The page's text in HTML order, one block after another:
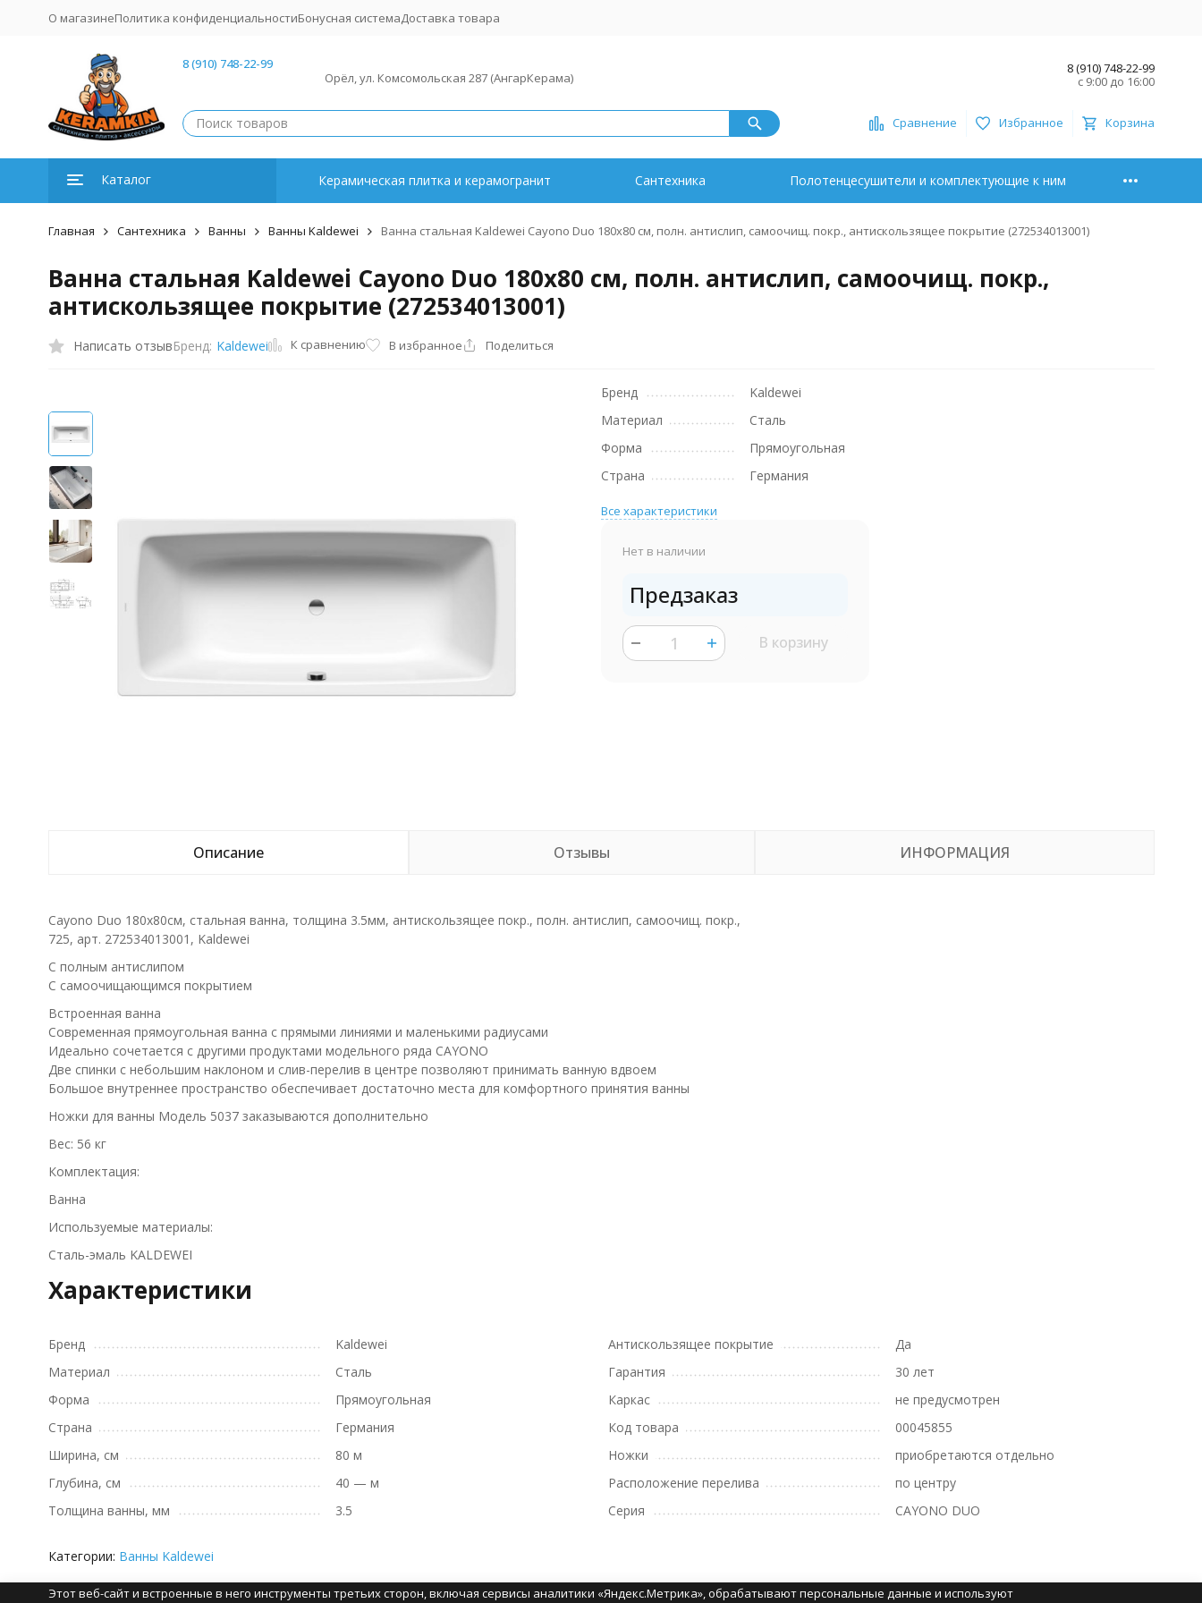
О магазинеПолитика конфиденциальностиБонусная системаДоставка товара
8 (910) 748-22-99
Орёл, ул. Комсомольская 287 (АнгарКерама)
8 (910) 748-22-99
с 9:00 до 16:00
Сравнение Избранное Корзина
Каталог Керамическая плитка и керамогранит Сантехника Полотенцесушители и комплектующие к ним
Главная Сантехника Ванны Ванны Kaldewei Ванна cтальная Kaldewei Cayono Duo 180х80 см, полн. антислип, самоочищ. покр., антискользящее покрытие (272534013001)
Ванна cтальная Kaldewei Cayono Duo 180х80 см, полн. антислип, самоочищ. покр.,
антискользящее покрытие (272534013001)
Написать отзывБренд: Kaldewei К сравнению В избранное Поделиться
Бренд
Kaldewei
Материал
Сталь
Форма
Прямоугольная
Страна
Германия
Все характеристики
Нет в наличии
Предзаказ
В корзину
Описание Отзывы ИНФОРМАЦИЯ
Cayono Duo 180х80см, стальная ванна, толщина 3.5мм, антискользящее покр., полн. антислип, самоочищ. покр.,
725, арт. 272534013001, Kaldewei
С полным антислипом
С самоочищающимся покрытием
Встроенная ванна
Современная прямоугольная ванна с прямыми линиями и маленькими радиусами
Идеально сочетается с другими продуктами модельного ряда CAYONO
Две спинки с небольшим наклоном и слив-перелив в центре позволяют принимать ванную вдвоем
Большое внутреннее пространство обеспечивает достаточно места для комфортного принятия ванны
Ножки для ванны Модель 5037 заказываются дополнительно
Вес: 56 кг
Комплектация:
Ванна
Используемые материалы:
Сталь-эмаль KALDEWEI
Характеристики
Бренд
Kaldewei
Материал
Сталь
Форма
Прямоугольная
Страна
Германия
Ширина, см
80 м
Глубина, см
40 — м
Толщина ванны, мм
3.5
Антискользящее покрытие
Да
Гарантия
30 лет
Каркас
не предусмотрен
Код товара
00045855
Ножки
приобретаются отдельно
Расположение перелива
по центру
Серия
CAYONO DUO
Категории: Ванны Kaldewei
Этот веб-сайт и встроенные в него инструменты третьих сторон, включая сервисы аналитики «Яндекс.Метрика», обрабатывают персональные данные и используют